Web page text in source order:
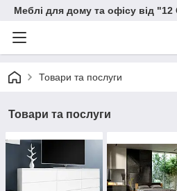
Меблі для дому та офісу від "12
Товари та послуги
Товари та послуги